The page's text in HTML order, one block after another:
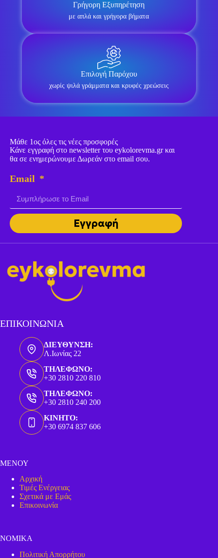
Γρήγορη Εξυπηρέτηση
με απλά και γρήγορα βήματα
Επιλογή Παρόχου
χωρίς ψιλά γράμματα και κρυφές χρεώσεις
Μάθε 1ος όλες τις νέες προσφορές
Κάνε εγγραφή στο newsletter του eykolorevma.gr και
θα σε ενημερώνουμε Δωρεάν στο email σου.
Email
Εγγραφή
ΕΠΙΚΟΙΝΩΝΙΑ
ΔΙΕΥΘΥΝΣΗ:
Λ.Ιωνίας 22
ΤΗΛΕΦΩΝΟ:
+30 2810 220 810
ΤΗΛΕΦΩΝΟ:
+30 2810 240 200
ΚΙΝΗΤΟ:
+30 6974 837 606
ΜΕΝΟΥ
Αρχική
Τιμές Ενέργειας
Σχετικά με Εμάς
Επικοινωνία
ΝΟΜΙΚΑ
Πολιτική Απορρήτου